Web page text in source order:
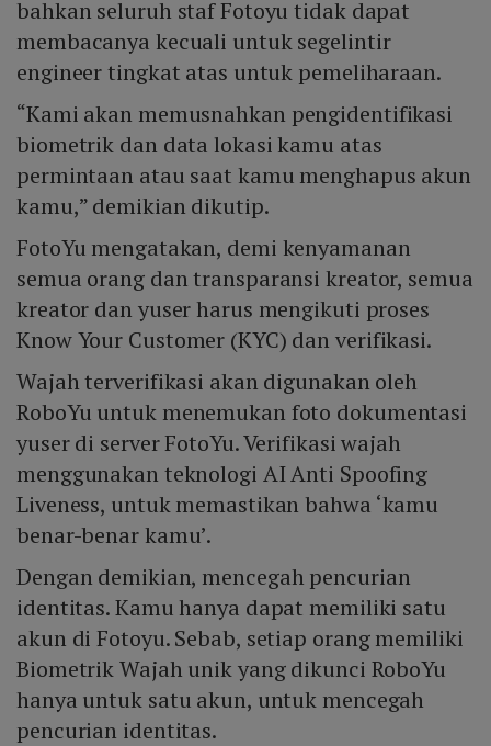
bahkan seluruh staf Fotoyu tidak dapat
membacanya kecuali untuk segelintir
engineer tingkat atas untuk pemeliharaan.
“Kami akan memusnahkan pengidentifikasi
biometrik dan data lokasi kamu atas
permintaan atau saat kamu menghapus akun
kamu,” demikian dikutip.
FotoYu mengatakan, demi kenyamanan
semua orang dan transparansi kreator, semua
kreator dan yuser harus mengikuti proses
Know Your Customer (KYC) dan verifikasi.
Wajah terverifikasi akan digunakan oleh
RoboYu untuk menemukan foto dokumentasi
yuser di server FotoYu. Verifikasi wajah
menggunakan teknologi AI Anti Spoofing
Liveness, untuk memastikan bahwa ‘kamu
benar-benar kamu’.
Dengan demikian, mencegah pencurian
identitas. Kamu hanya dapat memiliki satu
akun di Fotoyu. Sebab, setiap orang memiliki
Biometrik Wajah unik yang dikunci RoboYu
hanya untuk satu akun, untuk mencegah
pencurian identitas.